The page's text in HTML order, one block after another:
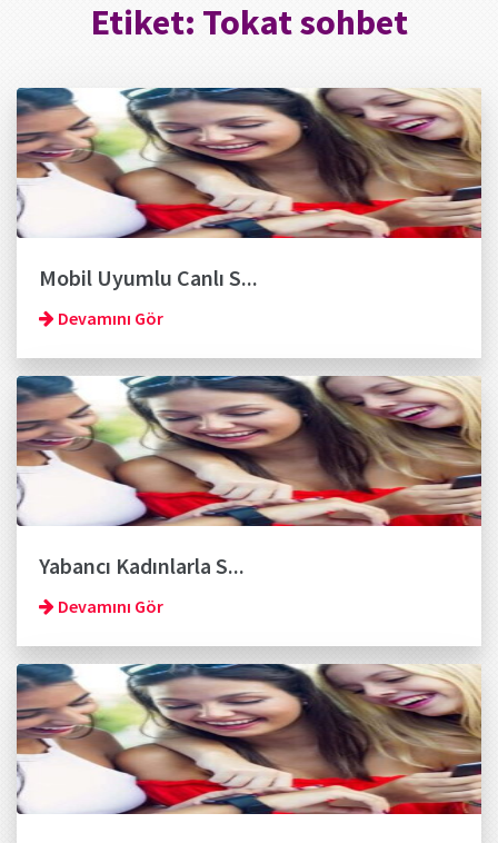
Etiket: Tokat sohbet
Mobil Uyumlu Canlı S...
Devamını Gör
Yabancı Kadınlarla S...
Devamını Gör